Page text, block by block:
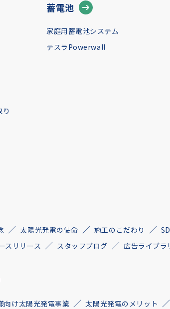
蓄電池
家庭用蓄電池システム
テスラPowerwall
太陽光発電の使命 施工のこだわり
スリリース スタッフブログ 広告ライブラ
向け太陽光発電事業 太陽光発電のメリット